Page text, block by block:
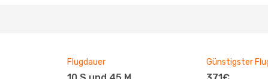
Flugdauer Günstigster